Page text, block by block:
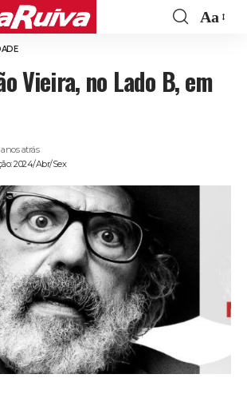
Aa
Vieira, no Lado B, em
2024/Abr/Sex
atrás